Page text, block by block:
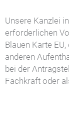
Unsere Kanzlei
erforderlichen
Blauen Karte
anderen
bei der
Fachkraft oder